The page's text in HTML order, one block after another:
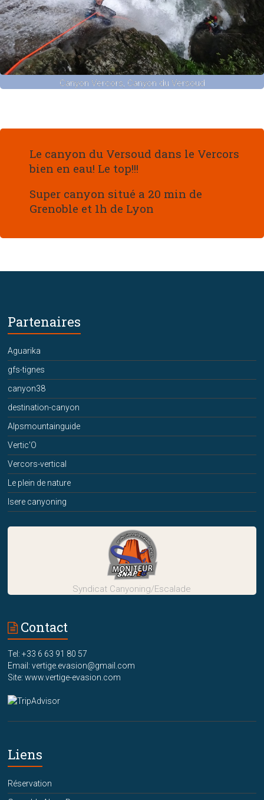
Canyon Vercors, Canyon du Versoud
Le canyon du Versoud dans le Vercors
bien en eau! Le top!!!
Super canyon situé a 20 min de
Grenoble et 1h de Lyon
Partenaires
Aguarika
gfs-tignes
canyon38
destination-canyon
Alpsmountainguide
Vertic'O
Vercors-vertical
Le plein de nature
Isere canyoning
Syndicat Canyoning/Escalade
Contact
Tel: +33 6 63 91 80 57
Email: vertige.evasion@gmail.com
Site: www.vertige-evasion.com
Liens
Réservation